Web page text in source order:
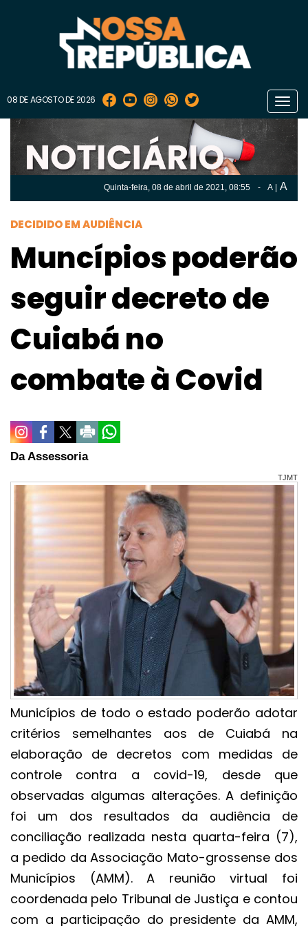
08 DE AGOSTO DE 2026
Quinta-feira, 08 de abril de 2021, 08:55 - A A
DECIDIDO EM AUDIÊNCIA
Muncípios poderão
seguir decreto de
Cuiabá no
combate à Covid
Da Assessoria
TJMT
Municípios de todo o estado poderão adotar
critérios semelhantes aos de Cuiabá na
elaboração de decretos com medidas de
controle contra a covid-19, desde que
observadas algumas alterações. A definição
foi um dos resultados da audiência de
conciliação realizada nesta quarta-feira (7),
a pedido da Associação Mato-grossense dos
Municípios (AMM). A reunião virtual foi
coordenada pelo Tribunal de Justiça e contou
com a participação do presidente da AMM,